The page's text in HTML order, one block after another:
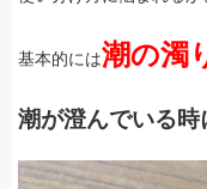
基本的には潮の濁
潮が澄んでいる時